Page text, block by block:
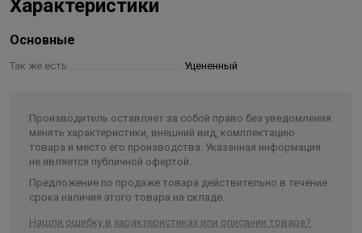
секций.
Применение полностью стального закладного
элемента, выполненного из углеродистой стали марки
Гарантирует надежную работу в системах,
подверженных гидроударам и с химически
агрессивными теплоносителями (в том числе
антифризами).
Oxsilan® 9807 – новое поколение экологически чистого
покрытия без тяжелых металлов и фосфатов
Характеристики
Основные
Так же есть Уцененный
Производитель оставляет за собой право без уведомления
менять характеристики, внешний вид, комплектацию
товара и место его производства. Указанная информация
не является публичной офертой.
Предложение по продаже товара действительно в течение
срока наличия этого товара на складе.
Нашли ошибку в характеристиках или описании товара?